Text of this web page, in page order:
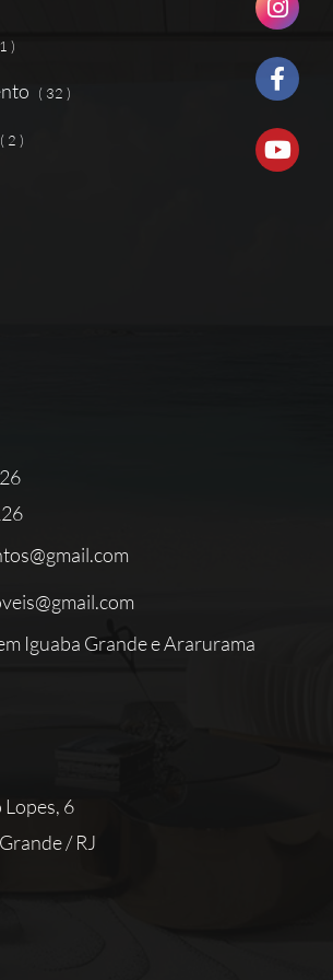
)
( 32 )
( 2 )
Iguaba Grande e Ararurama
Lopes, 6
/ RJ